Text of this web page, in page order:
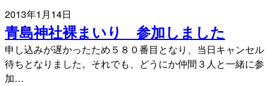
2013年1月14日
青島神社裸まいり 参加しました
申し込みが遅かったため５８０番目となり、当日キャンセル
待ちとなりました。それでも、どうにか仲間３人と一緒に参
加…